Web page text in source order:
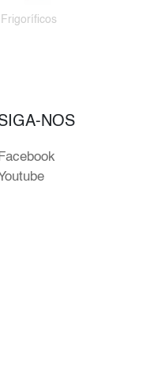
Frigoríficos
NOS
Facebook